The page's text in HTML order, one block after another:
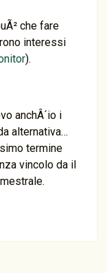
che fare
interessi
).
anchÂ´io i
alternativa…
termine
vincolo da il